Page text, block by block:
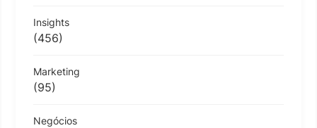
Insights
(456)
Marketing
(95)
Negócios